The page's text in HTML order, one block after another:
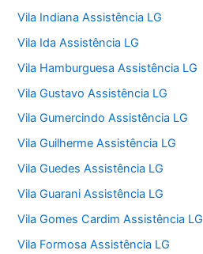
Vila Indiana Assistência LG
Vila Ida Assistência LG
Vila Hamburguesa Assistência LG
Vila Gustavo Assistência LG
Vila Gumercindo Assistência LG
Vila Guilherme Assistência LG
Vila Guedes Assistência LG
Vila Guarani Assistência LG
Vila Gomes Cardim Assistência LG
Vila Formosa Assistência LG